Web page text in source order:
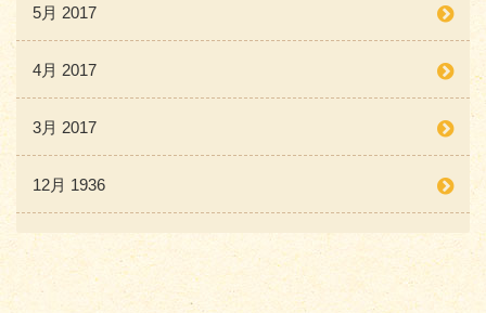
5月 2017
4月 2017
3月 2017
12月 1936